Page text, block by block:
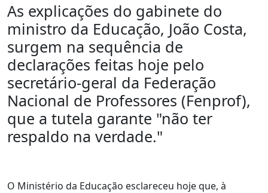
As explicações do gabinete do
ministro da Educação, João Costa,
surgem na sequência de
declarações feitas hoje pelo
secretário-geral da Federação
Nacional de Professores (Fenprof),
que a tutela garante "não ter
respaldo na verdade."
O Ministério da Educação esclareceu hoje que, à